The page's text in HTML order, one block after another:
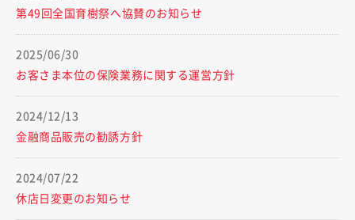
第49回全国育樹祭へ協賛のお知らせ
2025/06/30
お客さま本位の保険業務に関する運営方針
2024/12/13
金融商品販売の勧誘方針
2024/07/22
休店日変更のお知らせ